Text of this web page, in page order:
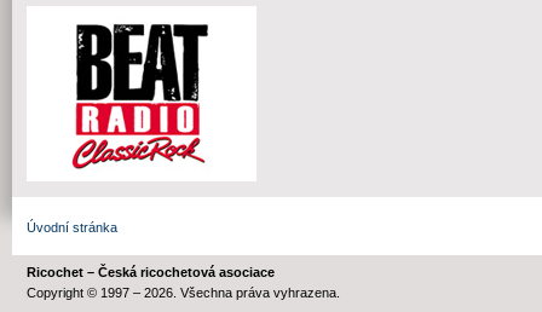
Úvodní stránka
Ricochet – Česká ricochetová asociace
Copyright © 1997 – 2026. Všechna práva vyhrazena.